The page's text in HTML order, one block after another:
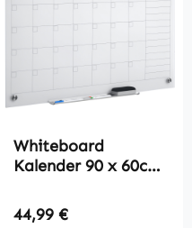
Whiteboard
Kalender 90 x 60cm
Stiftablage Trocken
Regulärer Preis:
44,99 €